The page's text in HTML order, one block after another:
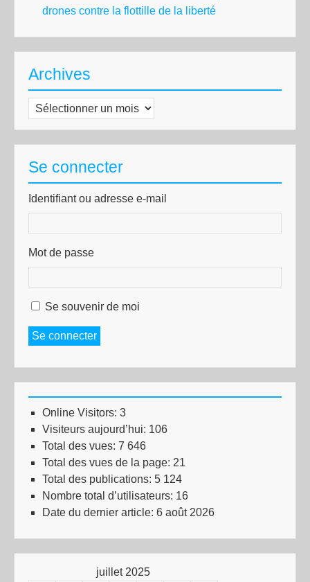
drones contre la flottille de la liberté
Archives
Archives
Se connecter
Identifiant ou adresse e-mail
Mot de passe
Se souvenir de moi
Se connecter
Online Visitors: 3
Visiteurs aujourd’hui: 106
Total des vues: 7 646
Total des vues de la page: 21
Total des publications: 5 124
Nombre total d’utilisateurs: 16
Date du dernier article: 6 août 2026
juillet 2025